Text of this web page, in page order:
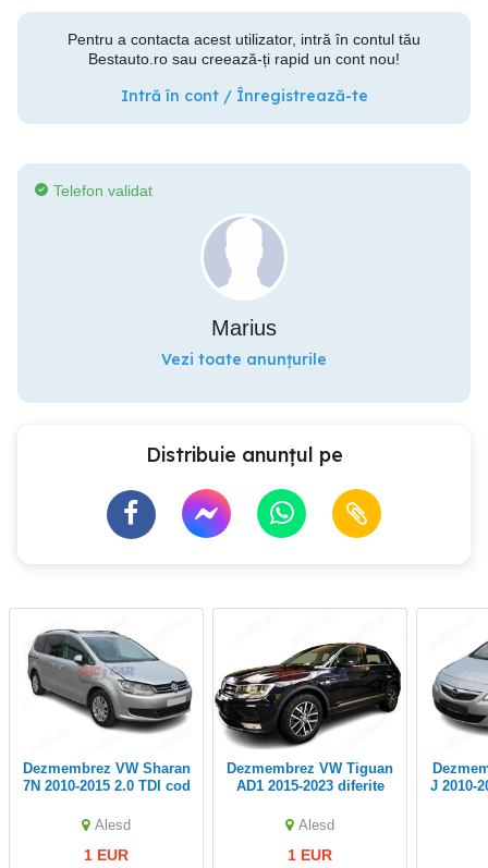
Pentru a contacta acest utilizator, intră în contul tău
Bestauto.ro sau creează-ți rapid un cont nou!
Intră în cont / Înregistrează-te
Telefon validat
Marius
Vezi toate anunțurile
Distribuie anunțul pe
Dezmembrez VW Sharan
7N 2010-2015 2.0 TDI cod
DSG: PPW (usa, geam,
Alesd
1 EUR
Dezmembrez VW Tiguan
AD1 2015-2023 diferite
DFG, CZC, DPB, DPC
Alesd
1 EUR
Dezmembrez Opel Astra
J 2010-